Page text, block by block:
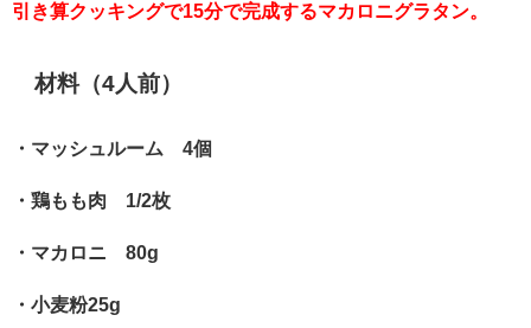
引き算クッキングで15分で完成するマカロニグラタン。
材料（4人前）
・マッシュルーム 4個
・鶏もも肉 1/2枚
・マカロニ 80g
・小麦粉25g